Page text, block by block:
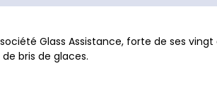
Glass Assistance, forte de ses
bris de glaces.